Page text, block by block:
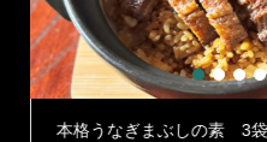
本格うなぎまぶしの素 3
1 2 3 4